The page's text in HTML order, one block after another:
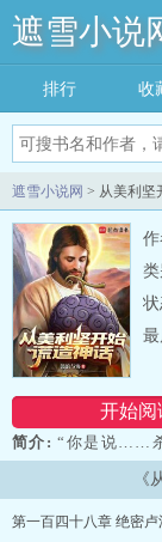
遮雪小说
排行 收
遮雪小说网 > 从美利坚
开始阅
最
简介: “你是说……杀
穿越到平行世界的
有为死亡的原因感
系统！ 只要不断搞
《
第一百四十八章 绝密卢